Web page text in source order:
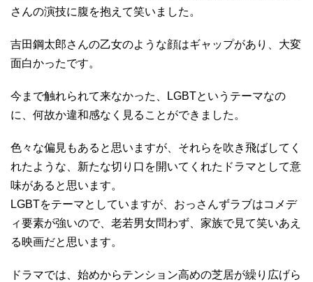
さんの演技に腹を抱えて笑いました。
吉田鋼太郎さんの乙女のような顔はギャップがあり、大変
面白かったです。
今まで触れられて来なかった、LGBTというテーマなの
に、何故か違和感なく見ることができました。
色々な偏見もあると思いますが、それらを吹き飛ばしてく
れたような、新たな切り口を開いてくれたドラマとして意
味があると思います。
LGBTをテーマとしていますが、おっさんずラブはコメデ
ィ要素が強いので、老若男女問わず、家族で見て笑いあえ
る映画だと思います。
ドラマでは、始めからテンション高めの芝居が繰り広げら